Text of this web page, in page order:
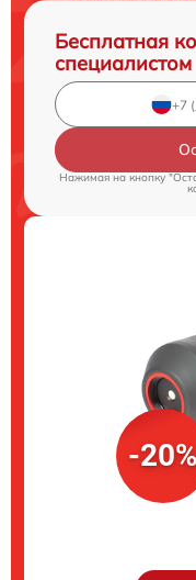
Бесплатная
специалистом
Нажимая на кнопку
-20%